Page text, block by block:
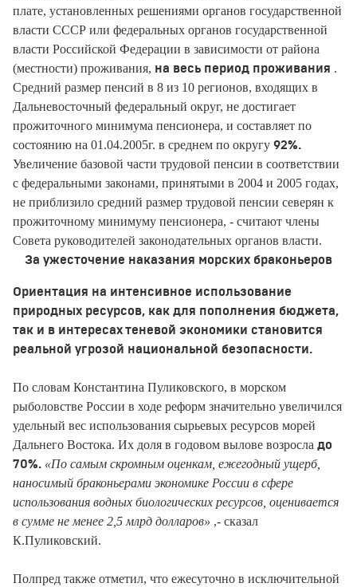
плате, установленных решениями органов государственной
власти СССР или федеральных органов государственной
власти Российской Федерации в зависимости от района
(местности) проживания, на весь период проживания .
Средний размер пенсий в 8 из 10 регионов, входящих в
Дальневосточный федеральный округ, не достигает
прожиточного минимума пенсионера, и составляет по
состоянию на 01.04.2005г. в среднем по округу 92%.
Увеличение базовой части трудовой пенсии в соответствии
с федеральными законами, принятыми в 2004 и 2005 годах,
не приблизило средний размер трудовой пенсии северян к
прожиточному минимуму пенсионера, - считают члены
Совета руководителей законодательных органов власти.
За ужесточение наказания морских браконьеров
Ориентация на интенсивное использование
природных ресурсов, как для пополнения бюджета,
так и в интересах теневой экономики становится
реальной угрозой национальной безопасности.
По словам Константина Пуликовского, в морском
рыболовстве России в ходе реформ значительно увеличился
удельный вес использования сырьевых ресурсов морей
Дальнего Востока. Их доля в годовом вылове возросла до
70%. «По самым скромным оценкам, ежегодный ущерб,
наносимый браконьерами экономике России в сфере
использования водных биологических ресурсов, оценивается
в сумме не менее 2,5 млрд долларов» ,- сказал
К.Пуликовский.
Полпред также отметил, что ежесуточно в исключительной